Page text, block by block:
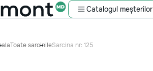
Catalogul meșterilor
Toate sarcinileSarcina nr: 125